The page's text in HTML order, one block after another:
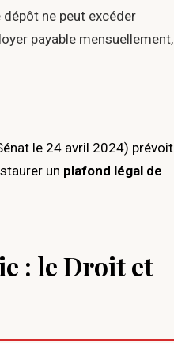
ne peut excéder
payable mensuellement,
le 24 avril 2024) prévoit
un plafond légal de
: le Droit et